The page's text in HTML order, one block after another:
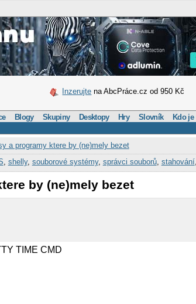
Inzerujte na AbcPráce.cz od 950 Kč
Blogy Skupiny Desktopy Hry Slovník Kdo je
a programy ktere by (ne)mely bezet
shelly, souborové systémy, správci souborů, stahování,
by (ne)mely bezet
TIME CMD